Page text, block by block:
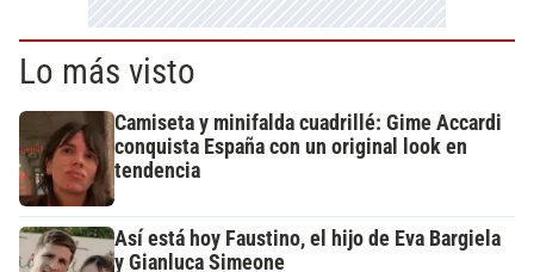
Lo más visto
Camiseta y minifalda cuadrillé: Gime Accardi
conquista España con un original look en
tendencia
Así está hoy Faustino, el hijo de Eva Bargiela
y Gianluca Simeone